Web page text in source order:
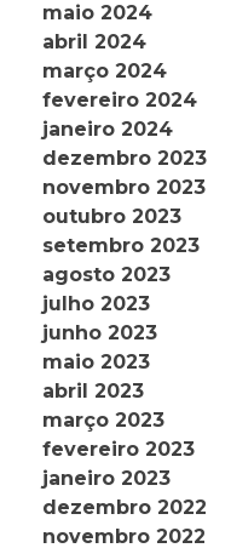
maio 2024
abril 2024
março 2024
fevereiro 2024
janeiro 2024
dezembro 2023
novembro 2023
outubro 2023
setembro 2023
agosto 2023
julho 2023
junho 2023
maio 2023
abril 2023
março 2023
fevereiro 2023
janeiro 2023
dezembro 2022
novembro 2022